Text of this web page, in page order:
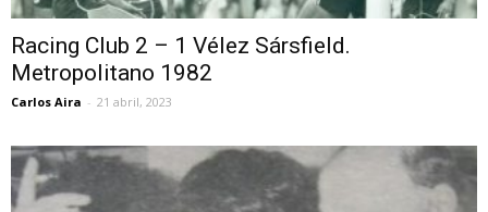
Racing Club 2 – 1 Vélez Sársfield.
Metropolitano 1982
Carlos Aira - 21 abril, 2023